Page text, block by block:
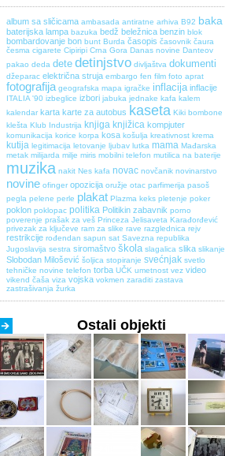
album sa sličicama ambasada antiratne arhiva B92 baka
baterijska lampa bazuka bedž beležnica benzin blok
bombardovanje bon bunt Burda časopis časovnik čaura
česma cigarete Cipiripi Crna Gora Danas novine Danteov
pakao deda dete detinjstvo divljaštva dokumenti
džeparac električna struja embargo fen film foto aprat
fotografija geografska mapa igračke inflacija inflacije
ITALIA '90 izbeglice izbori jabuka jednake kafa kalem
kalendar karta karte za autobus kaseta Kiki bombone
klešta Klub Industrija knjiga knjižica kompjuter
komunikacija korice korpa kosa košulja kreativnost krema
kutija legitimacija letovanje ljubav lutka mama Mađarska
metak milijarda milje miris mobilni telefon mutilica na baterije
muzika nakit Nes kafa novac novčanik novinarstvo
novine ofinger opozicija oružje otac parfimerija pasoš
pegla pelene perle plakat Plazma keks pletenje poker
poklon poklopac politika Politikin zabavnik porno
poverenje prašak za veš Princeza Jelisaveta Karađorđević
privezak za ključeve ram za slike rave razglednica rejv
restrikcije rođendan sapun sat Savezna republika
Jugoslavija sestra siromaštvo škola slagalica slika slikanje
Slobodan Milošević šoljica stopiranje svećnjak svetlo
tehničke novine telefon torba UČK umetnost vez video
vikend čaša viza vojska vokmen zaraditi zastava
zastrašivanja žurka
Ostali objekti